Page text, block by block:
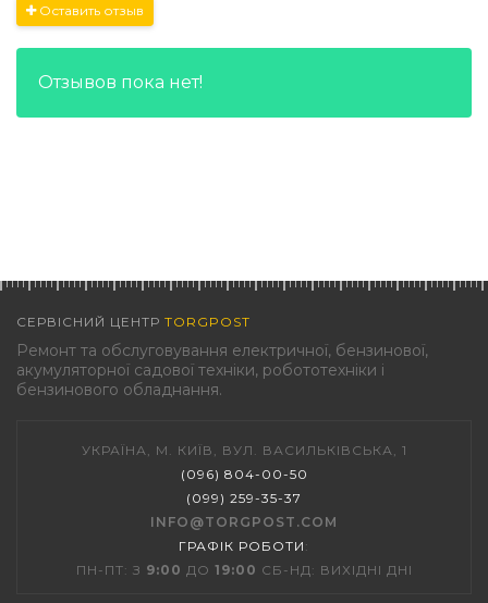
Оставить отзыв
Отзывов пока нет!
СЕРВІСНИЙ ЦЕНТР TORGPOST
Ремонт та обслуговування електричної, бензинової,
акумуляторної садової техніки, робототехніки і
бензинового обладнання.
УКРАЇНА, М. КИЇВ, ВУЛ. ВАСИЛЬКІВСЬКА, 1
(096) 804-00-50
(099) 259-35-37
INFO@TORGPOST.COM
ГРАФІК РОБОТИ :
ПН-ПТ: З 9:00 ДО 19:00 СБ-НД: ВИХІДНІ ДНІ